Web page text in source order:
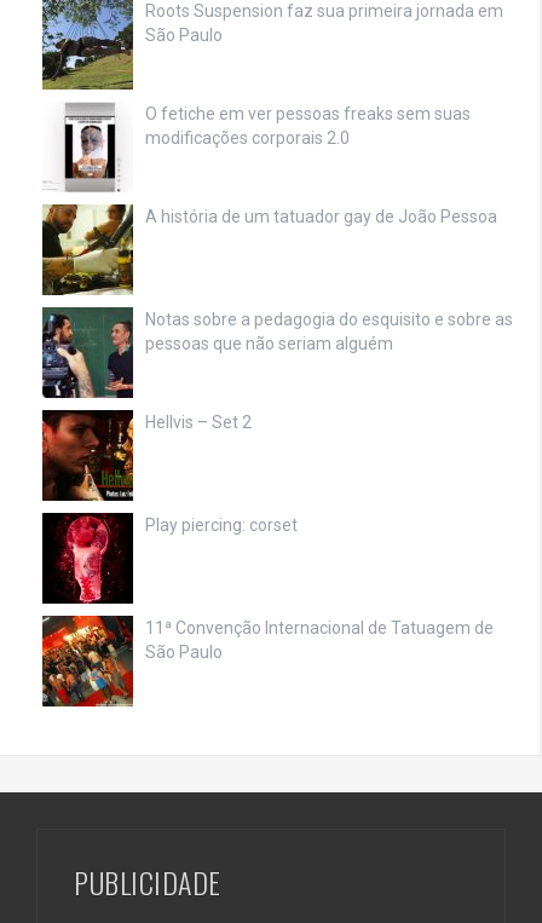
Roots Suspension faz sua primeira jornada em
São Paulo
O fetiche em ver pessoas freaks sem suas
modificações corporais 2.0
A história de um tatuador gay de João Pessoa
Notas sobre a pedagogia do esquisito e sobre as
pessoas que não seriam alguém
Hellvis – Set 2
Play piercing: corset
11ª Convenção Internacional de Tatuagem de
São Paulo
PUBLICIDADE